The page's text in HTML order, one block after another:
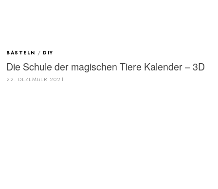
BASTELN / DIY
Die Schule der magischen Tiere Kalender – 3D
22. DEZEMBER 2021